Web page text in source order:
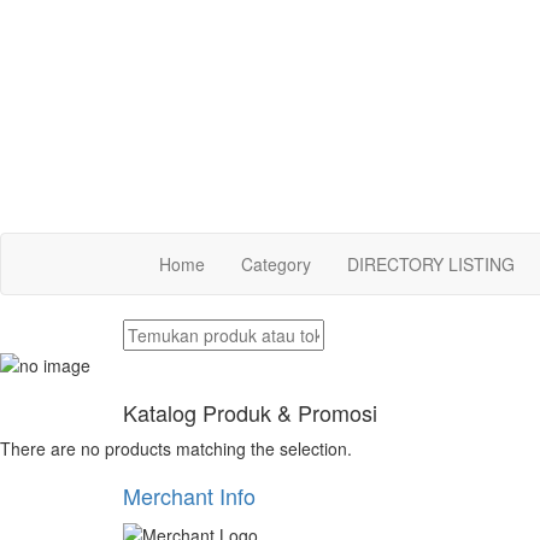
Home Category DIRECTORY LISTING
Katalog Produk & Promosi
There are no products matching the selection.
Merchant Info